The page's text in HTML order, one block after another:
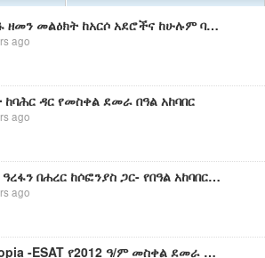
የተስፋ ዘመን መልዕክት ከአርሶ አደሮችና ከሁሉም ባለሙያዎች! ማቅ አውልቀን ግምጃ እንልበስ!
ago
ዳር የመስቀል ደመራ በዓል አከባበር
ago
#etv ዓረፋን በሐረር ከሶፎንያስ ጋር- የበዓል አከባበር ቅኝት
ago
Ethiopia -ESAT የ2012 ዓ/ም መስቀል ደመራ በዓል አከባበር በዋሽንግተን ዲሲ Sept 2019